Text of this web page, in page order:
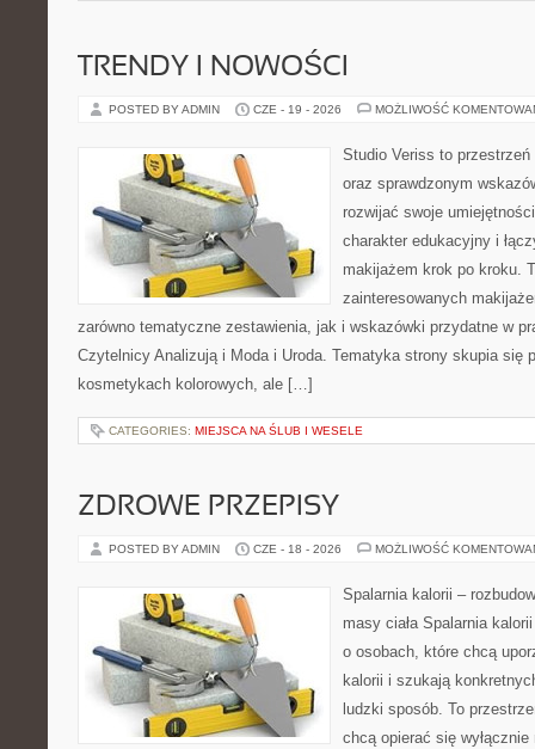
TRENDY I NOWOŚCI
POSTED BY ADMIN CZE - 19 - 2026 MOŻLIWOŚĆ
Studio Veriss to
oraz sprawdzonym
rozwijać swoje
charakter edukacyjny i
makijażem krok po kroku.
zainteresowanych
zarówno tematyczne zestawienia, jak i wskazówki przydatne w
Czytelnicy Analizują i Moda i Uroda. Tematyka strony skupia się
kosmetykach kolorowych, ale […]
CATEGORIES: MIEJSCA NA ŚLUB I WESELE
ZDROWE PRZEPISY
POSTED BY ADMIN CZE - 18 - 2026 MOŻLIWOŚĆ
Spalarnia kalorii –
masy ciała Spalarnia
o osobach, które chcą
kalorii i szukają
ludzki sposób. To
chcą opierać się